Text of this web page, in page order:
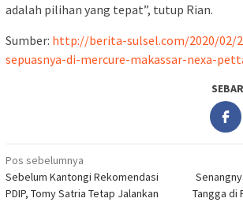
adalah pilihan yang tepat”, tutup Rian.
Sumber: http://berita-sulsel.com/2020/02/
sepuasnya-di-mercure-makassar-nexa-
Navigasi
pos
Pos sebelumnya
Sebelum Kantongi Rekomendasi
PDIP, Tomy Satria Tetap Jalankan
Tangga di